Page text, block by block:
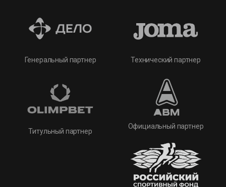
Генеральный партнер
Титульный партнер
Технический партнер
Официальный партнер